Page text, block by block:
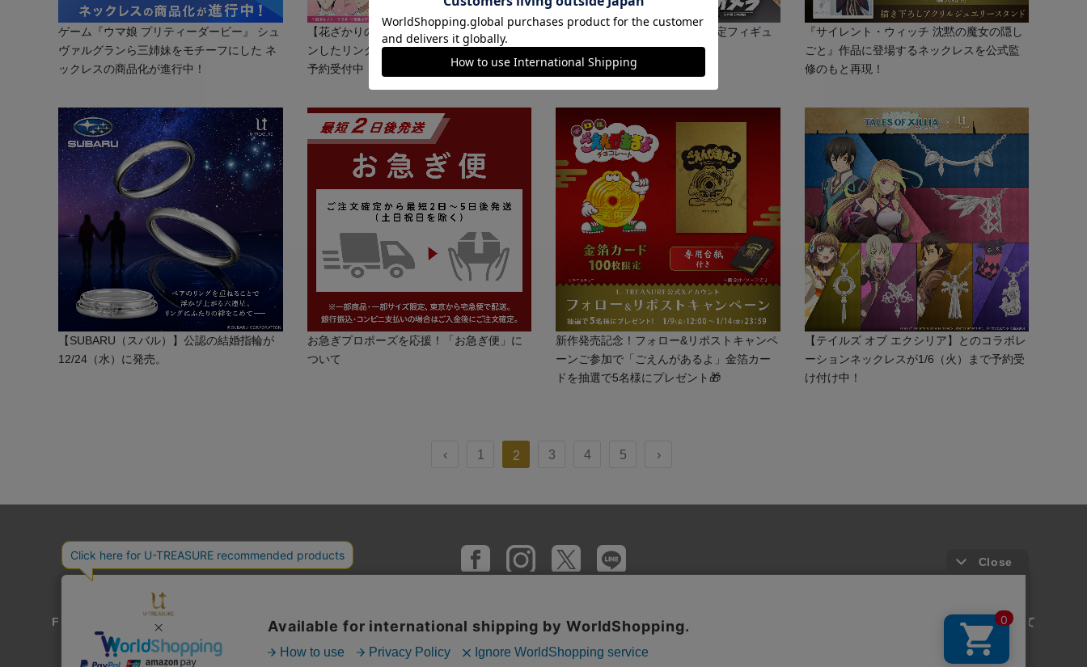
ゲーム『ウマ娘 プリティーダービー』 シュ
ヴァルグランら三姉妹をモチーフにした ネ
ックレスの商品化が進行中！
【花ざかりの君たちへ】とコラボレーショ
ンしたリングネックレスが4/13（月）まで
予約受付中！
ガメラ60周年を記念した数量限定フィギュ
アが4/2（木）まで予約受付中！
『サイレント・ウィッチ 沈黙の魔女の隠し
ごと』作品に登場するネックレスを公式監
修のもと再現！
【SUBARU（スバル）】公認の結婚指輪が
12/24（水）に発売。
お急ぎプロポーズを応援！「お急ぎ便」に
ついて
新作発売記念！フォロー&リポストキャンペ
ーンご参加で「ごえんがあるよ」金箔カー
ドを抽選で5名様にプレゼント🎁
【テイルズ オブ エクシリア】とのコラボレ
ーションネックレスが1/6（火）まで予約受
け付け中！
‹ 1 2 3 4 5 ›
For Overseas Customers よくあるご質問 送料とお支払い方法 プライバシーポリシー サイトご利用規約 CLUB会員について
全国店舗一覧 U-TREASUREについて